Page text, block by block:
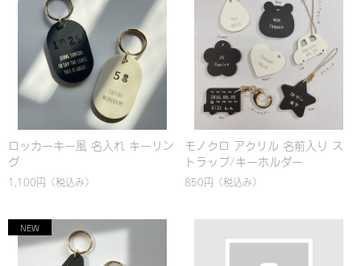
ロッカーキー風 名入れ キーリン
グ
1,100円 （税込み）
モノクロ アクリル 名前入り ス
トラップ/キーホルダー
850円 （税込み）